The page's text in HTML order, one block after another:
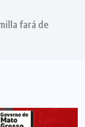
fará de